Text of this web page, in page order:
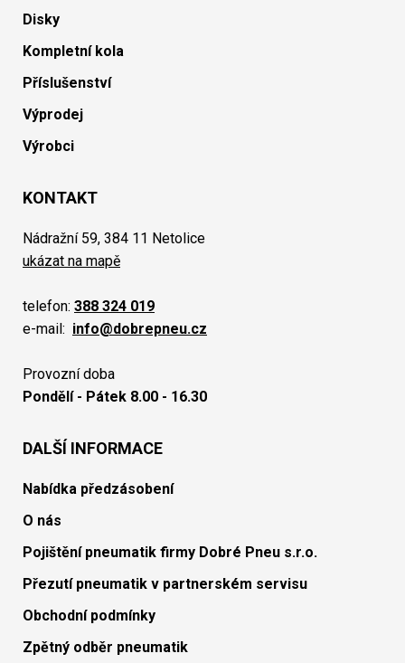
Disky
Kompletní kola
Příslušenství
Výprodej
Výrobci
KONTAKT
Nádražní 59, 384 11 Netolice
ukázat na mapě
telefon: 388 324 019
e-mail: info@dobrepneu.cz
Provozní doba
Pondělí - Pátek 8.00 - 16.30
DALŠÍ INFORMACE
Nabídka předzásobení
O nás
Pojištění pneumatik firmy Dobré Pneu s.r.o.
Přezutí pneumatik v partnerském servisu
Obchodní podmínky
Zpětný odběr pneumatik